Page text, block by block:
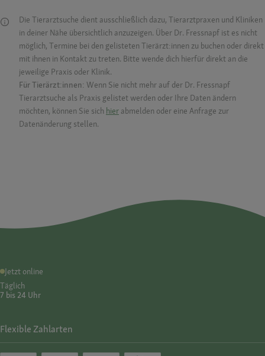
Die Tierarztsuche dient ausschließlich dazu, Tierarztpraxen und Kliniken
in deiner Nähe übersichtlich anzuzeigen. Über Dr. Fressnapf ist es nicht
möglich, Termine bei den gelisteten Tierärzt:innen zu buchen oder direkt
mit ihnen in Kontakt zu treten. Bitte wende dich hierfür direkt an die
jeweilige Praxis oder Klinik.
Für Tierärzt:innen: Wenn Sie nicht mehr auf der Dr. Fressnapf
Tierarztsuche als Praxis gelistet werden oder Ihre Daten ändern
möchten, können Sie sich hier abmelden oder eine Anfrage zur
Datenänderung stellen.
Jetzt online
Täglich
7 bis 24 Uhr
Flexible Zahlarten